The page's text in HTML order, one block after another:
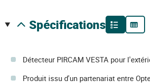
spécifications
Détecteur PIRCAM VESTA pour
Produit issu d'un partenariat entre